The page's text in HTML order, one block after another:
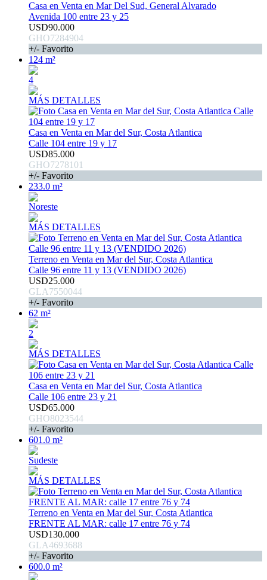
Casa en Venta en Mar Del Sud, General Alvarado
Avenida 100 entre 23 y 25
USD90.000
GHO7284904
+/- Favorito
124 m²
4
MÁS DETALLES
Casa en Venta en Mar del Sur, Costa Atlantica
Calle 104 entre 19 y 17
USD85.000
GHO7278101
+/- Favorito
233.0 m²
Noreste
MÁS DETALLES
Terreno en Venta en Mar del Sur, Costa Atlantica
Calle 96 entre 11 y 13 (VENDIDO 2026)
USD25.000
GLA7550044
+/- Favorito
62 m²
2
MÁS DETALLES
Casa en Venta en Mar del Sur, Costa Atlantica
Calle 106 entre 23 y 21
USD65.000
GHO8023544
+/- Favorito
601.0 m²
Sudeste
MÁS DETALLES
Terreno en Venta en Mar del Sur, Costa Atlantica
FRENTE AL MAR: calle 17 entre 76 y 74
USD130.000
GLA4693688
+/- Favorito
600.0 m²